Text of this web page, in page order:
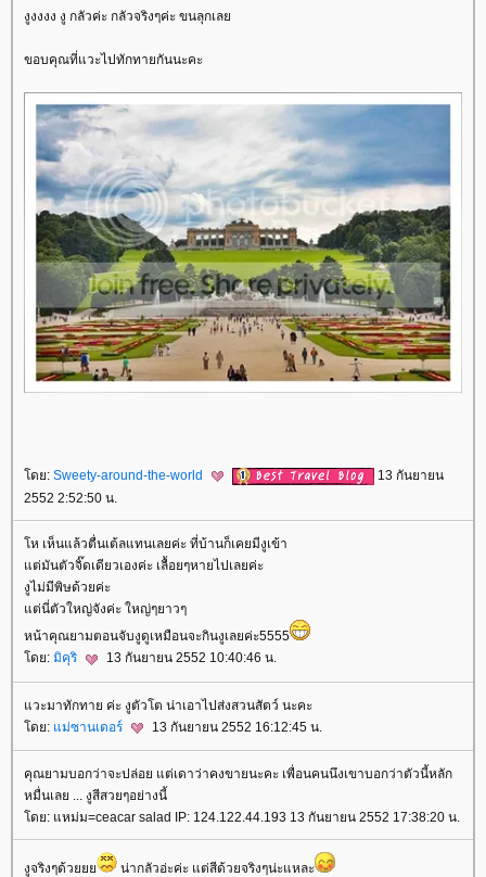
งูงงงง งู กลัวค่ะ กลัวจริงๆค่ะ ขนลุกเล
ขอบคุณที่แวะไปทักทายกันนะคะ
ดย: Sweety-around-the-world
13 กันยายน
2552 2:52:50 น.
ห เห็นแล้วตื่นเต้ลแทนเลยค่ะ ที่บ้านก็เคยมีงูเข้า
ต่มันตัวจิ๊ดเดียวเองค่ะ เลื้อยๆหายไปเลยค่ะ
งูไม่มีพิษด้วยค่ะ
ต่นี่ตัวใหญ่จังค่ะ ใหญ่ๆยาวๆ
หน้าคุณยามตอนจับงูดูเหมือนจะกินงูเลยค่ะ5555
ดย: มิคุริ 13 กันยายน 2552 10:40:46 น.
วะมาทักทาย ค่ะ งูตัวโต น่าเอาไปส่งสวนสัตว์ นะคะ
ดย: ม่ซานเดอร์ 13 กันยายน 2552 16:12:45 น.
คุณยามบอกว่าจะปล่อย แต่เดาว่าคงขายนะคะ เพื่อนคนนึงเขาบอกว่าตัวนี้หลัก
หมื่นเลย ... งูสีสวยๆอย่างนี้
ดย: แหม่ม=ceacar salad IP: 124.122.44.193 13 กันยายน 2552 17:38:20 น.
งูจริงๆด้ว น่ากลัวอ่ะค่ะ แต่สีด้วยจริงๆน่ะแหละ